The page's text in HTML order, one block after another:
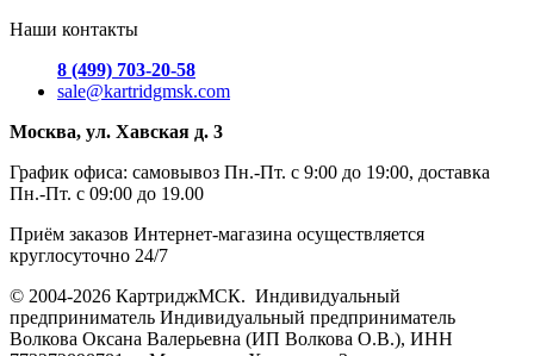
Наши контакты
8 (499) 703-20-58
sale@kartridgmsk.com
Москва, ул. Хавская д. 3
График офиса: самовывоз Пн.-Пт. с 9:00 до 19:00, доставка
Пн.-Пт. с 09:00 до 19.00
Приём заказов Интернет-магазина осуществляется
круглосуточно 24/7
© 2004-2026 КартриджМСК. Индивидуальный
предприниматель Индивидуальный предприниматель
Волкова Оксана Валерьевна (ИП Волкова О.В.), ИНН